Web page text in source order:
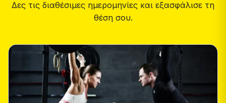
Δες τις διαθέσιμες ημερομηνίες και εξασφάλισε τη
θέση σου.